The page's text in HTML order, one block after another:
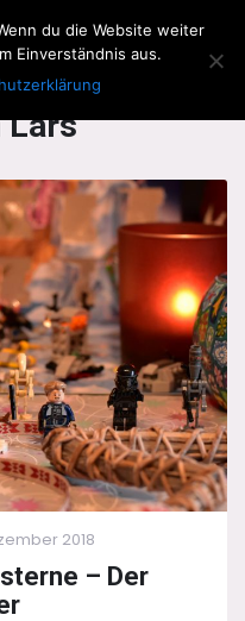
Lars
2018
– Der
du die Website weiter
Einverständnis aus.